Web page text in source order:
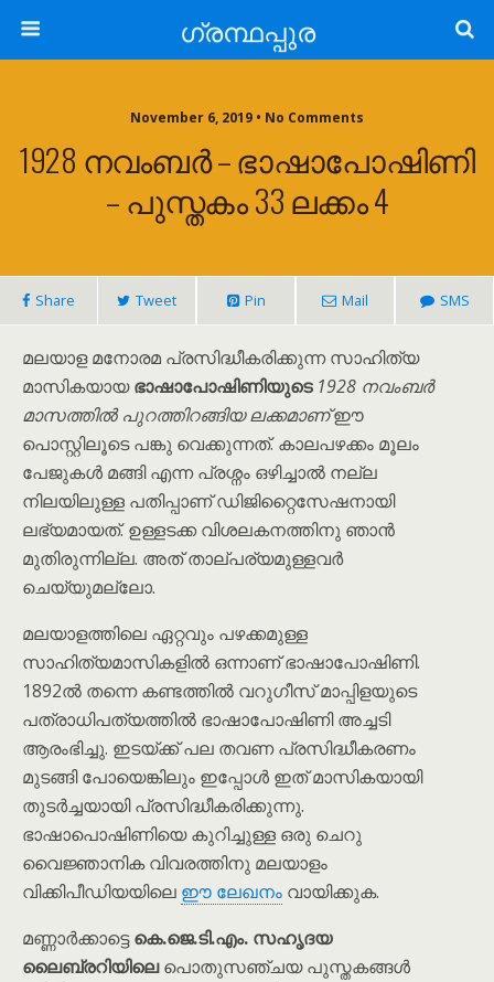
ഗ്രന്ഥപ്പുര
November 6, 2019 • No Comments
1928 നവംബർ – ഭാഷാപോഷിണി
– പുസ്തകം 33 ലക്കം 4
Share Tweet Pin Mail SMS
മലയാള മനോരമ പ്രസിദ്ധീകരിക്കുന്ന സാഹിത്യ
മാസികയായഭാഷാപോഷിണിയുടെ 1928 നവംബർ
മാസത്തിൽ പുറത്തിറങ്ങിയ ലക്കമാണ്ഈ
പൊസ്റ്റിലൂടെ പങ്കു വെക്കുന്നത്. കാലപഴക്കം മൂലം
പേജുകൾ മങ്ങി എന്ന പ്രശ്നം ഒഴിച്ചാൽ നല്ല
നിലയിലുള്ള പതിപ്പാണ് ഡിജിറ്റൈസേഷനായി
ലഭ്യമായത്. ഉള്ളടക്ക വിശലകനത്തിനു ഞാൻ
മുതിരുന്നില്ല. അത് താല്പര്യമുള്ളവർ
ചെയ്യുമല്ലോ.
മലയാളത്തിലെ ഏറ്റവും പഴക്കമുള്ള
സാഹിത്യമാസികളിൽ ഒന്നാണ് ഭാഷാപോഷിണി.
1892ൽ തന്നെ കണ്ടത്തിൽ വറുഗീസ് മാപ്പിളയുടെ
പത്രാധിപത്യത്തിൽ ഭാഷാപോഷിണി അച്ചടി
ആരംഭിച്ചു. ഇടയ്ക്ക് പല തവണ പ്രസിദ്ധീകരണം
മുടങ്ങി പോയെങ്കിലും ഇപ്പോൾ ഇത് മാസികയായി
തുടർച്ചയായി പ്രസിദ്ധീകരിക്കുന്നു.
ഭാഷാപൊഷിണിയെ കുറിച്ചുള്ള ഒരു ചെറു
വൈജ്ഞാനിക വിവരത്തിനു മലയാളം
വിക്കിപീഡിയയിലെ ഈ ലേഖനം വായിക്കുക.
മണ്ണാർക്കാട്ടെകെ.ജെ.ടി.എം. സഹൃദയ
ലൈബ്രറിയിലെപൊതുസഞ്ചയ പുസ്തകങ്ങൾ